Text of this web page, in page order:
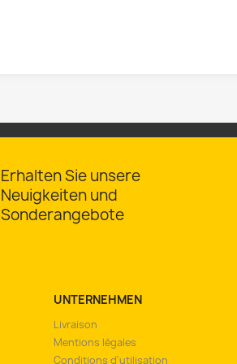
Erhalten Sie unsere
Neuigkeiten und
Sonderangebote
UNTERNEHMEN
Livraison
Mentions légales
Conditions d'utilisation